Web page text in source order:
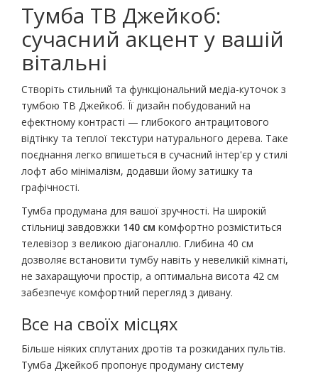
Тумба ТВ Джейкоб:
сучасний акцент у вашій
вітальні
Створіть стильний та функціональний медіа-куточок з
тумбою ТВ Джейкоб. Її дизайн побудований на
ефектному контрасті — глибокого антрацитового
відтінку та теплої текстури натурального дерева. Таке
поєднання легко впишеться в сучасний інтер'єр у стилі
лофт або мінімалізм, додавши йому затишку та
графічності.
Тумба продумана для вашої зручності. На широкій
стільниці завдовжки 140 см комфортно розміститься
телевізор з великою діагоналлю. Глибина 40 см
дозволяє встановити тумбу навіть у невеликій кімнаті,
не захаращуючи простір, а оптимальна висота 42 см
забезпечує комфортний перегляд з дивану.
Все на своїх місцях
Більше ніяких сплутаних дротів та розкиданих пультів.
Тумба Джейкоб пропонує продуману систему